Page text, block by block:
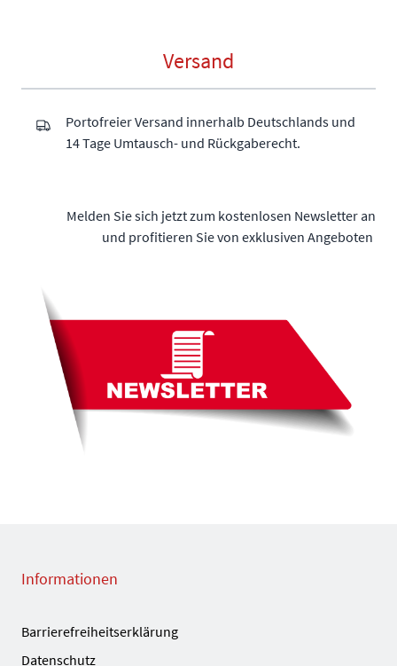
Versand
Portofreier Versand innerhalb Deutschlands und
14 Tage Umtausch- und Rückgaberecht.
Melden Sie sich jetzt zum kostenlosen Newsletter an
und profitieren Sie von exklusiven Angeboten
Informationen
Barrierefreiheitserklärung
Datenschutz